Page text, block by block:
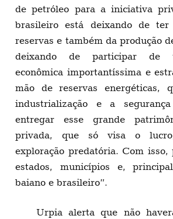
de petróleo para a iniciativa
brasileiro está deixando de
reservas e também da produção
deixando de participar de
econômica importantíssima e
mão de reservas energéticas,
industrialização e a
entregar esse grande
privada, que só visa o
exploração predatória. Com isso,
estados, municípios e,
baiano e brasileiro”.
Urpia alerta que não